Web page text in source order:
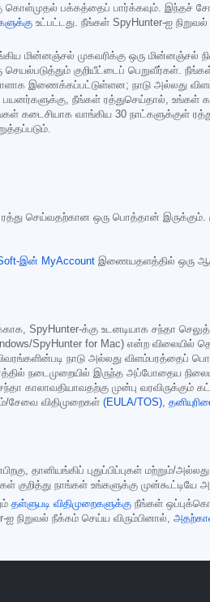
கொள்முதல் பக்கத்தைப் பார்க்கவும்.
உட்பட்டது. நீங்கள் SpyHunter-ஐ
மின்னஞ்சல் முகவரிக்கு ஒரு மின்னஞ்சல்
குறியீட்டைப் பெறுவீர்கள்.
இணைக்கப்பட்டுள்ளன; நாடு அல்லது
பயனர்களுக்கு, நீங்கள் ரத்துசெய்தால்,
கடைசியாக வாங்கிய 30 நாட்களுக்குள்
செய்வதற்கான ஒரு பொத்தான் இருக்கும்.
இன் MyAccount இணையதளத்தில் ஒரு
SpyHunter-க்கு உடனடியாக சந்தா
SpyHunter for Mac) என்ற விலையில்
நாடு அல்லது விளம்பரத்தைப்
நடைமுறையில் இருந்த அப்போதைய
சந்தா காலாவதியாவதற்கு முன்பு வரவிருக்கும்
சேவை விதிமுறைகள் (EULA/TOS)
தானியங்கிப் புதுப்பிப்புகள் மற்றும்/
நாங்கள் உங்களுக்கு முன்கூட்டியே
தள்ளுபடி விதிமுறைகளுக்கு நீங்கள்
ஐ நிறுவல் நீக்கம் செய்ய விரும்பினால்,